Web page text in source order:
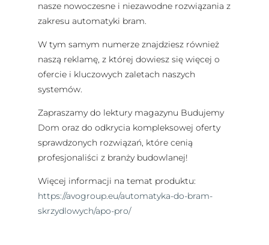
nasze nowoczesne i niezawodne rozwiązania z
zakresu automatyki bram.
W tym samym numerze znajdziesz również
naszą reklamę, z której dowiesz się więcej o
ofercie i kluczowych zaletach naszych
systemów.
Zapraszamy do lektury magazynu Budujemy
Dom oraz do odkrycia kompleksowej oferty
sprawdzonych rozwiązań, które cenią
profesjonaliści z branży budowlanej!
Więcej informacji na temat produktu:
https://avogroup.eu/automatyka-do-bram-
skrzydlowych/apo-pro/